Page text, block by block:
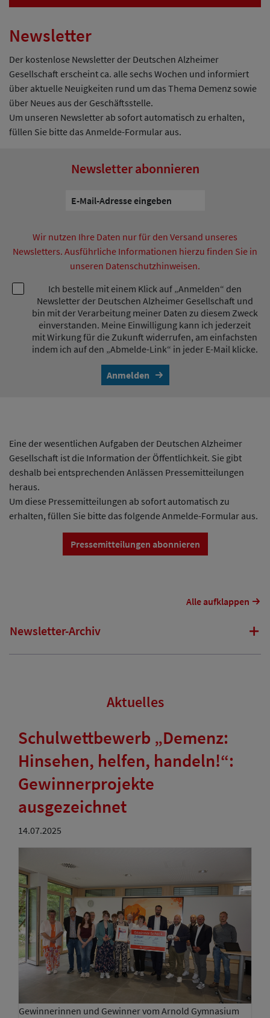
Newsletter
Der kostenlose Newsletter der Deutschen Alzheimer
Gesellschaft erscheint ca. alle sechs Wochen und informiert
über aktuelle Neuigkeiten rund um das Thema Demenz sowie
über Neues aus der Geschäftsstelle.
Um unseren Newsletter ab sofort automatisch zu erhalten,
füllen Sie bitte das Anmelde-Formular aus.
Newsletter abonnieren
Wir nutzen Ihre Daten nur für den Versand unseres
Newsletters. Ausführliche Informationen hierzu finden Sie in
unseren Datenschutzhinweisen.
Ich bestelle mit einem Klick auf „Anmelden“ den
Newsletter der Deutschen Alzheimer Gesellschaft und
bin mit der Verarbeitung meiner Daten zu diesem Zweck
einverstanden. Meine Einwilligung kann ich jederzeit
mit Wirkung für die Zukunft widerrufen, am einfachsten
indem ich auf den „Abmelde-Link“ in jeder E-Mail klicke.
Anmelden
Eine der wesentlichen Aufgaben der Deutschen Alzheimer
Gesellschaft ist die Information der Öffentlichkeit. Sie gibt
deshalb bei entsprechenden Anlässen Pressemitteilungen
heraus.
Um diese Pressemitteilungen ab sofort automatisch zu
erhalten, füllen Sie bitte das folgende Anmelde-Formular aus.
Pressemitteilungen abonnieren
Alle aufklappen
Newsletter-Archiv
Aktuelles
Schulwettbewerb „Demenz:
Hinsehen, helfen, handeln!“:
Gewinnerprojekte
ausgezeichnet
14.07.2025
Gewinnerinnen und Gewinner vom Arnold Gymnasium